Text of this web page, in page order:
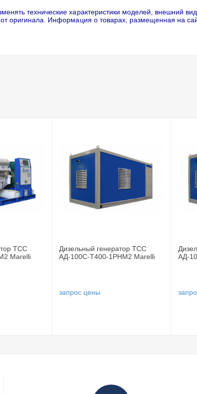
технические характеристики моделей, внешний
оригинала. Информация о товарах, размещенная на
ТСС
Marelli
Дизельный генератор ТСС
АД-100С-Т400-1РНМ2 Marelli
запрос цены
АД-